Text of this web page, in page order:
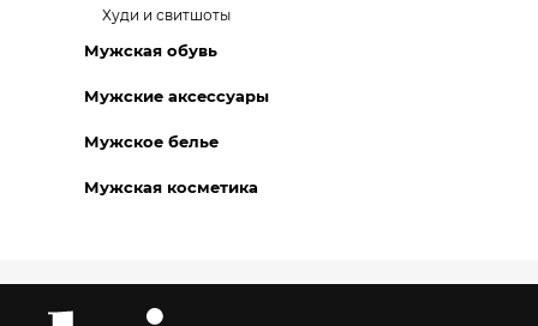
Худи и свитшоты
Мужская обувь
Мужские аксессуары
Мужское белье
Мужская косметика